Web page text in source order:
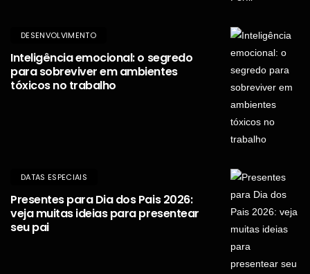
DESENVOLVIMENTO
Inteligência emocional: o segredo
para sobreviver em ambientes
tóxicos no trabalho
DATAS ESPECIAIS
Presentes para Dia dos Pais 2026:
veja muitas ideias para presentear
seu pai